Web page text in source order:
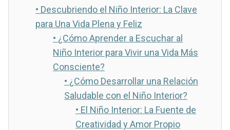
• Descubriendo el Niño Interior: La Clave
para Una Vida Plena y Feliz
• ¿Cómo Aprender a Escuchar al
Niño Interior para Vivir una Vida Más
Consciente?
• ¿Cómo Desarrollar una Relación
Saludable con el Niño Interior?
• El Niño Interior: La Fuente de
Creatividad y Amor Propio